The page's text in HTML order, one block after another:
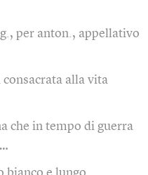
per anton., appellativo
consacrata alla vita
che in tempo di guerra